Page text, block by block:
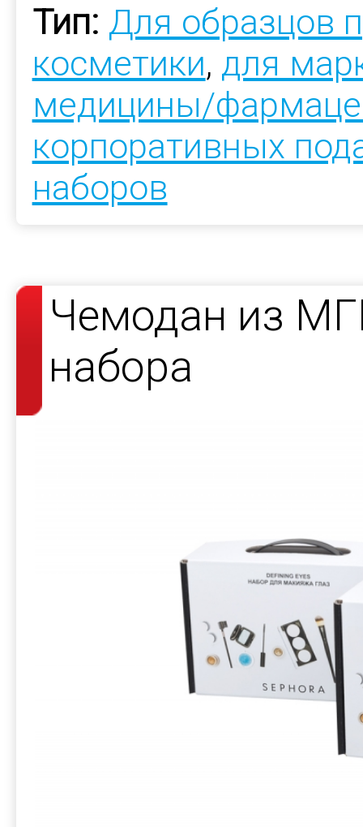
Тип: Для образцов
косметики, для
медицины/
корпоративных
наборов
Чемодан из
набора